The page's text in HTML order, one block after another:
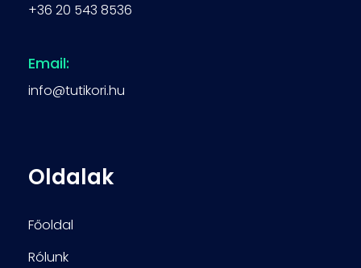
+36 20 543 8536
Email:
info@tutikori.hu
Oldalak
Főoldal
Rólunk